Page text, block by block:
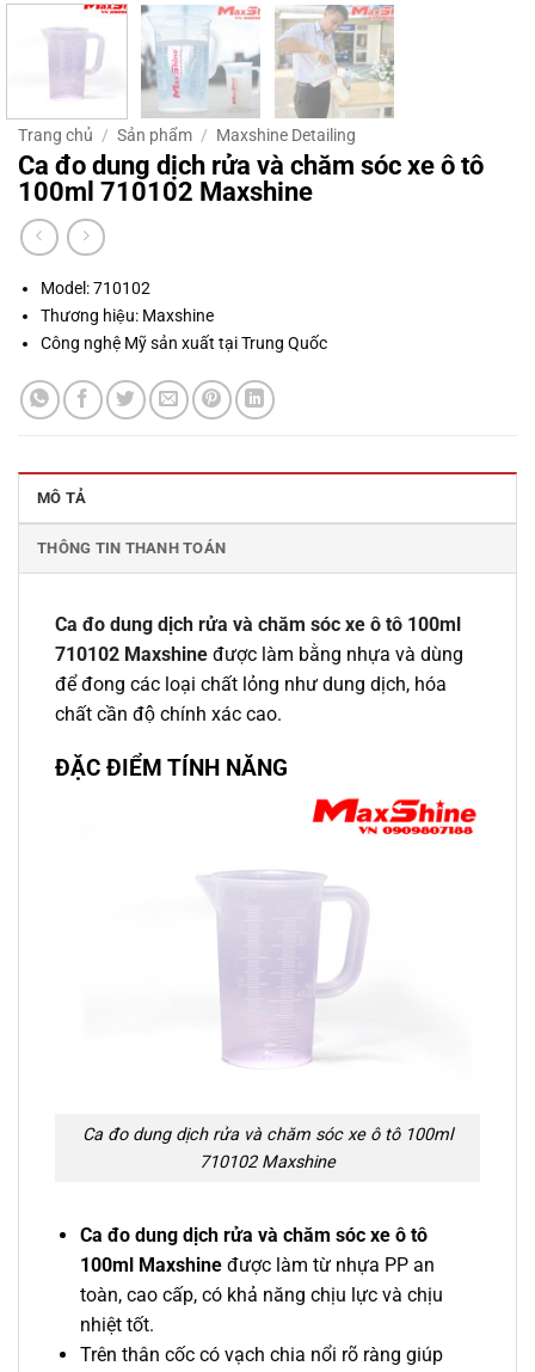
Trang chủ / Sản phẩm / Maxshine Detailing
Ca đo dung dịch rửa và chăm sóc xe ô tô
100ml 710102 Maxshine
Model: 710102
Thương hiệu: Maxshine
Công nghệ Mỹ sản xuất tại Trung Quốc
MÔ TẢ
THÔNG TIN THANH TOÁN
Ca đo dung dịch rửa và chăm sóc xe ô tô 100ml
710102 Maxshine được làm bằng nhựa và dùng
để đong các loại chất lỏng như dung dịch, hóa
chất cần độ chính xác cao.
ĐẶC ĐIỂM TÍNH NĂNG
Ca đo dung dịch rửa và chăm sóc xe ô tô 100ml
710102 Maxshine
Ca đo dung dịch rửa và chăm sóc xe ô tô
100ml Maxshine được làm từ nhựa PP an
toàn, cao cấp, có khả năng chịu lực và chịu
nhiệt tốt.
Trên thân cốc có vạch chia nổi rõ ràng giúp